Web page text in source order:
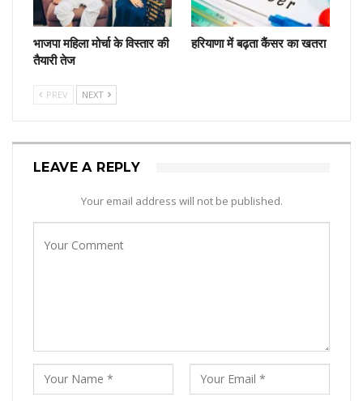
भाजपा महिला मोर्चा के विस्तार की
तैयारी तेज
हरियाणा में बढ़ता कैंसर का खतरा
PREV NEXT
LEAVE A REPLY
Your email address will not be published.